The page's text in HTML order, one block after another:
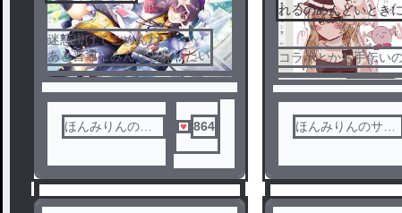
迷惑掛けてごめんね…
あと普通にみんなと喋りたい
ほんみりんのサ
864
れるのめんどいとき
コラボとかお手伝い
ほんみりんのサブ